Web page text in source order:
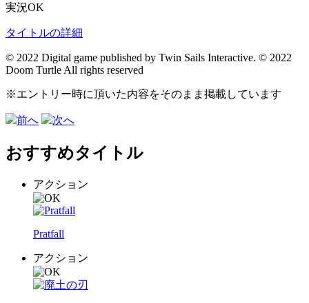
実況OK
タイトルの詳細
© 2022 Digital game published by Twin Sails Interactive. © 2022
Doom Turtle All rights reserved
※エントリー時に頂いた内容をそのまま掲載しています
前へ 次へ
おすすめタイトル
アクション
Pratfall
アクション